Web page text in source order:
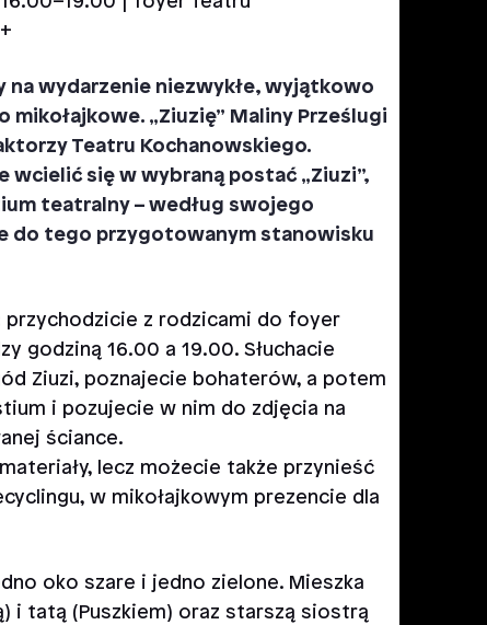
na wydarzenie niezwykłe, wyjątkowo
„Ziuzię” Maliny Prześlugi
Teatru Kochanowskiego.
wcielić się w wybraną postać „Ziuzi”,
teatralny – według swojego
do tego przygotowanym stanowisku
przychodzicie z rodzicami do foyer
godziną 16.00 a 19.00. Słuchacie
Ziuzi, poznajecie bohaterów, a potem
i pozujecie w nim do zdjęcia na
ściance.
lecz możecie także przynieść
w mikołajkowym prezencie dla
oko szare i jedno zielone. Mieszka
i tatą (Puszkiem) oraz starszą siostrą